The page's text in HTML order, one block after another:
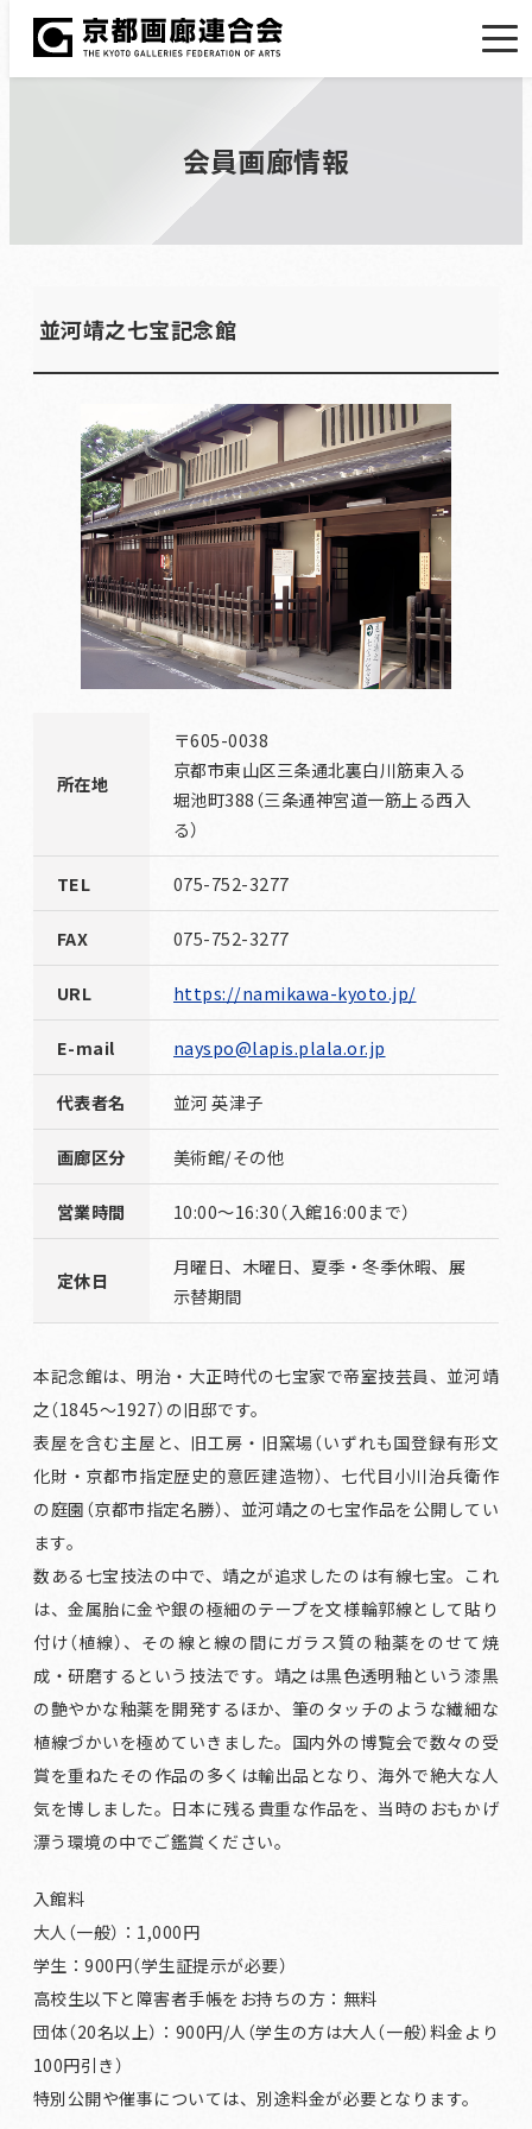
会員画廊情報
並河靖之七宝記念館
所在地
〒605-0038
京都市東山区三条通北裏白川筋東入る
堀池町388（三条通神宮道一筋上る西入
る）
TEL 075-752-3277
FAX 075-752-3277
URL https://namikawa-kyoto.jp/
E-mail nayspo@lapis.plala.or.jp
代表者名 並河 英津子
画廊区分 美術館/その他
営業時間 10:00～16:30（入館16:00まで）
定休日
月曜日、木曜日、夏季・冬季休暇、展
示替期間
本記念館は、明治・大正時代の七宝家で帝室技芸員、並河靖
之（1845～1927）の旧邸です。
表屋を含む主屋と、旧工房・旧窯場（いずれも国登録有形文
化財・京都市指定歴史的意匠建造物）、七代目小川治兵衛作
の庭園（京都市指定名勝）、並河靖之の七宝作品を公開してい
ます。
数ある七宝技法の中で、靖之が追求したのは有線七宝。これ
は、金属胎に金や銀の極細のテープを文様輪郭線として貼り
付け（植線）、その線と線の間にガラス質の釉薬をのせて焼
成・研磨するという技法です。靖之は黒色透明釉という漆黒
の艶やかな釉薬を開発するほか、筆のタッチのような繊細な
植線づかいを極めていきました。国内外の博覧会で数々の受
賞を重ねたその作品の多くは輸出品となり、海外で絶大な人
気を博しました。日本に残る貴重な作品を、当時のおもかげ
漂う環境の中でご鑑賞ください。
入館料
大人（一般）：1,000円
学生：900円（学生証提示が必要）
高校生以下と障害者手帳をお持ちの方：無料
団体（20名以上）：900円/人（学生の方は大人（一般）料金より
100円引き）
特別公開や催事については、別途料金が必要となります。